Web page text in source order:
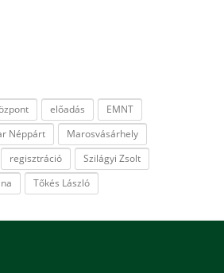
előadás
EMNT
Néppárt
Marosvásárhely
regisztráció
Szilágyi Zsolt
Tőkés László